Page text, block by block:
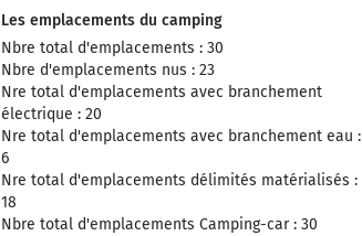
Les emplacements du camping
Nbre total d'emplacements : 30
Nbre d'emplacements nus : 23
Nre total d'emplacements avec branchement
électrique : 20
Nre total d'emplacements avec branchement eau :
6
Nre total d'emplacements délimités matérialisés :
18
Nbre total d'emplacements Camping-car : 30